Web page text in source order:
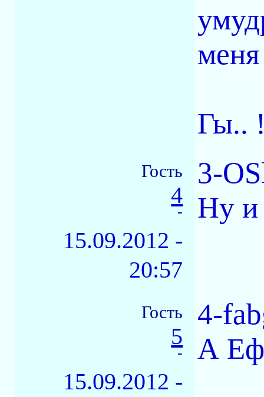
Гы..
Гость
4
-
15.09.2012 -
20:57
3-
Ну и
Гость
5
-
15.09.2012 -
4-
А